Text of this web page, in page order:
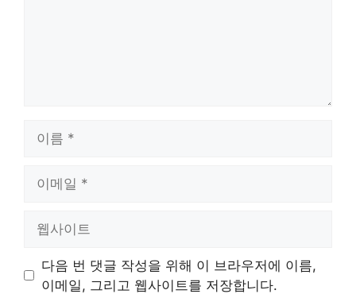
트
다음 번 댓글 작성을 위해 이 브라우저에 이름,
이메일, 그리고 웹사이트를 저장합니다.